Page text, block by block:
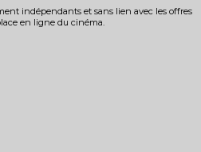
indépendants et sans lien avec les offres
en ligne du cinéma.